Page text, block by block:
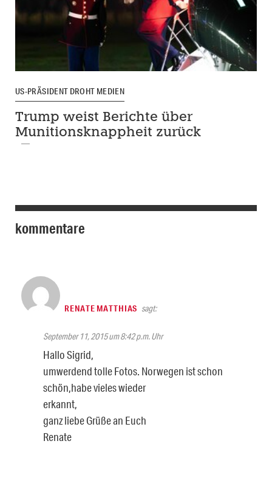
US-PRÄSIDENT DROHT MEDIEN
Trump weist Berichte über
Munitionsknappheit zurück
kommentare
RENATE MATTHIAS sagt:
September 11, 2015 um 8:42 p.m. Uhr
Hallo Sigrid,
umwerdend tolle Fotos. Norwegen ist schon
schön,habe vieles wieder
erkannt,
ganz liebe Grüße an Euch
Renate